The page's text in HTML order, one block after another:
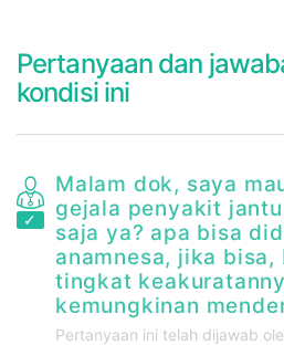
Pertanyaan dan
kondisi ini
Malam dok, saya
gejala penyakit
saja ya? apa bisa
anamnesa, jika bisa,
tingkat
kemungkinan
Pertanyaan ini telah dijawab